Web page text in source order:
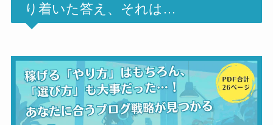
り着いた答え、それは…